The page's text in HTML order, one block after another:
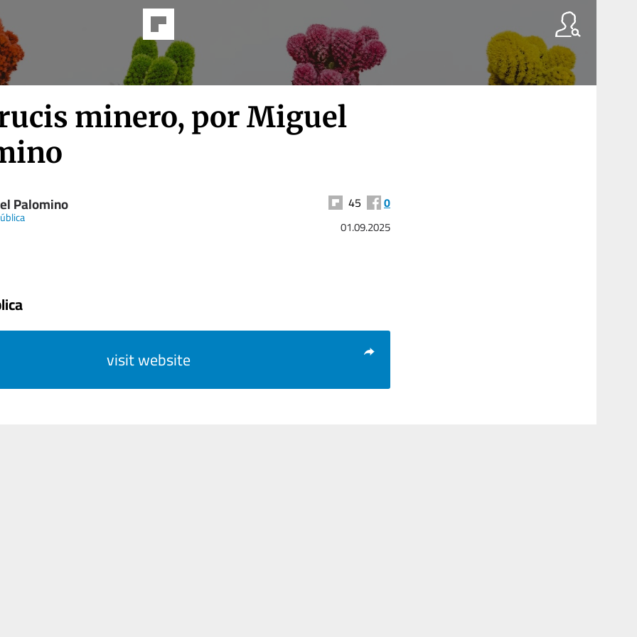
minero, por Miguel
Palomino 45 0
01.09.2025
visit website